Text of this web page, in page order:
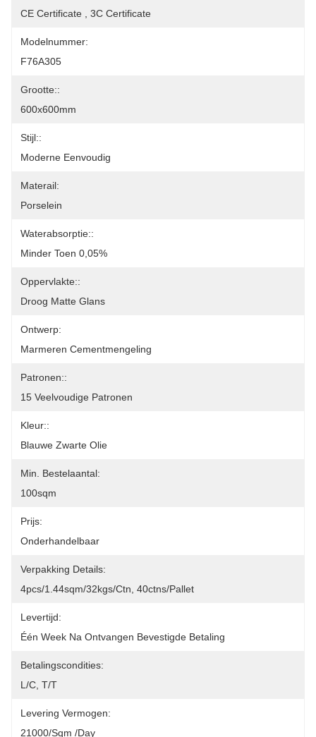
CE Certificate , 3C Certificate
Modelnummer:
F76A305
Grootte::
600x600mm
Stijl::
Moderne Eenvoudig
Materail:
Porselein
Waterabsorptie::
Minder Toen 0,05%
Oppervlakte::
Droog Matte Glans
Ontwerp:
Marmeren Cementmengeling
Patronen::
15 Veelvoudige Patronen
Kleur::
Blauwe Zwarte Olie
Min. Bestelaantal:
100sqm
Prijs:
Onderhandelbaar
Verpakking Details:
4pcs/1.44sqm/32kgs/ctn, 40ctns/pallet
Levertijd:
Één Week Na Ontvangen Bevestigde Betaling
Betalingscondities:
L/C, T/T
Levering Vermogen:
21000/sqm /day